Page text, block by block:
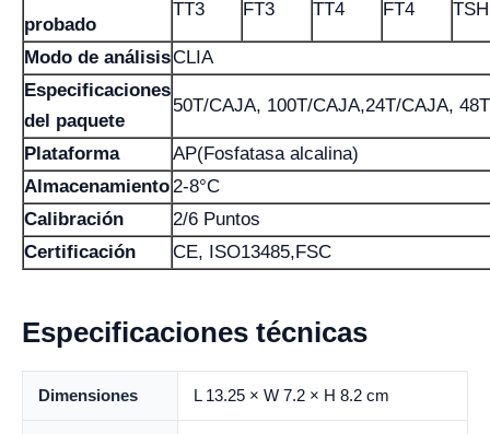
probado
TT3 FT3 TT4 FT4 TSH
Modo de análisisCLIA
Especificaciones
del paquete
50T/CAJA, 100T/CAJA,24T/CAJA,
Plataforma
AP(Fosfatasa alcalina)
Almacenamiento2-8°C
Calibración
2/6 Puntos
Certificación
CE, ISO13485,FSC
Especificaciones técnicas
Dimensiones L 13.25 × W 7.2 × H 8.2 cm